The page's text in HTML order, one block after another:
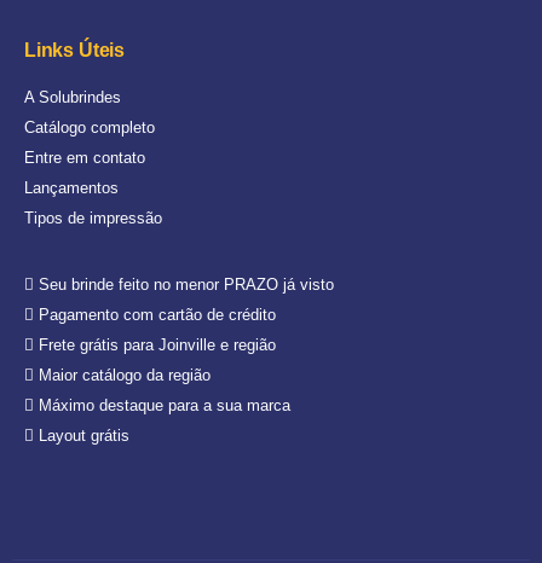
Links Úteis
A Solubrindes
Catálogo completo
Entre em contato
Lançamentos
Tipos de impressão
Seu brinde feito no menor PRAZO já visto
Pagamento com cartão de crédito
Frete grátis para Joinville e região
Maior catálogo da região
Máximo destaque para a sua marca
Layout grátis